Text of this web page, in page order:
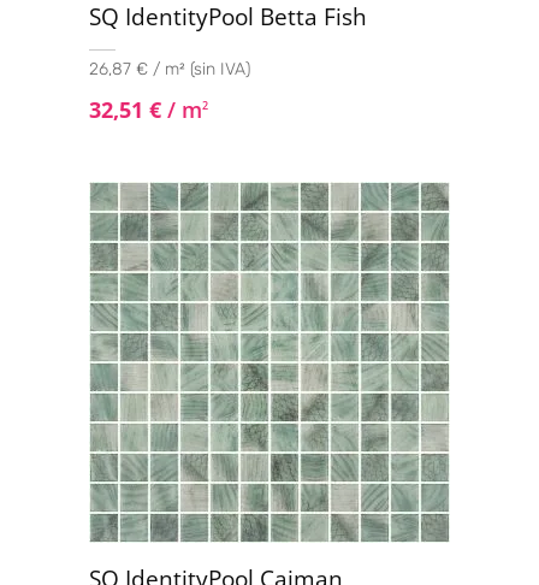
SQ IdentityPool Betta Fish
26,87 € / m² (sin IVA)
32,51 € / m2